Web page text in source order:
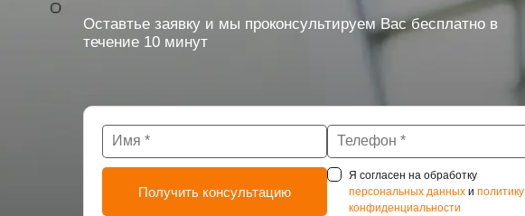
Оставтье заявку и мы проконсультируем Вас бесплатно в
течение 10 минут
Я согласен на обработку
персональных данныхи политику
конфиденциальности